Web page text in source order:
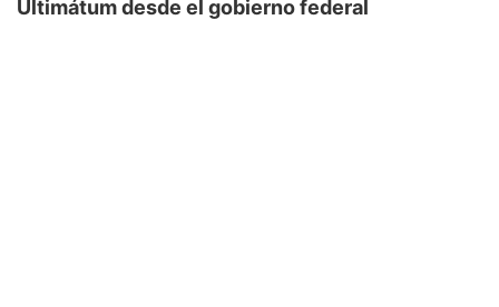
Ultimátum desde el gobierno federal